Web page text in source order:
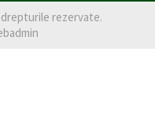
rezervate.